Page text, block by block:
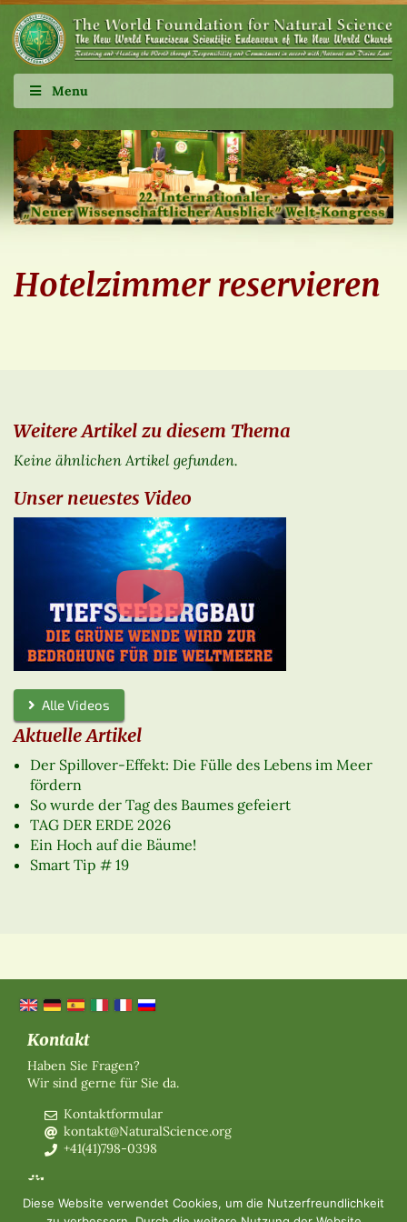
Menu
Hotelzimmer reservieren
Weitere Artikel zu diesem Thema
Keine ähnlichen Artikel gefunden.
Unser neuestes Video
Alle Videos
Aktuelle Artikel
Der Spillover-Effekt: Die Fülle des Lebens im Meer
fördern
So wurde der Tag des Baumes gefeiert
TAG DER ERDE 2026
Ein Hoch auf die Bäume!
Smart Tip # 19
Kontakt
Haben Sie Fragen?
Wir sind gerne für Sie da.
Kontaktformular
kontakt@NaturalScience.org
+41(41)798-0398
Über uns
Organisation
Diese Website verwendet Cookies, um die Nutzerfreundlichkeit